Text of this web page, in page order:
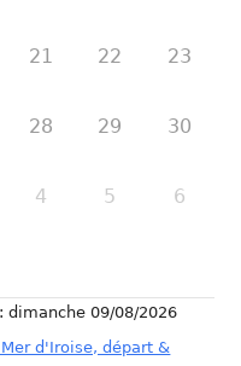
21 22 23
28 29 30
4 5 6
: dimanche 09/08/2026
d'Iroise, départ &